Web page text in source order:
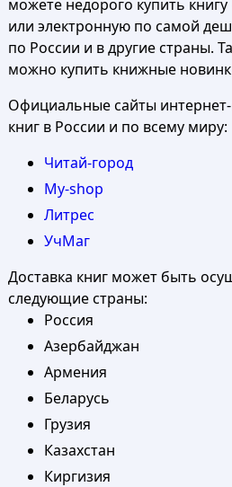
можете недорого купить
или электронную по самой
по России и в другие страны.
можно купить книжные
Официальные сайты
книг в России и по всему миру:
Читай-город
My-shop
Литрес
УчМаг
Доставка книг может быть
следующие страны:
Россия
Азербайджан
Армения
Беларусь
Грузия
Казахстан
Киргизия